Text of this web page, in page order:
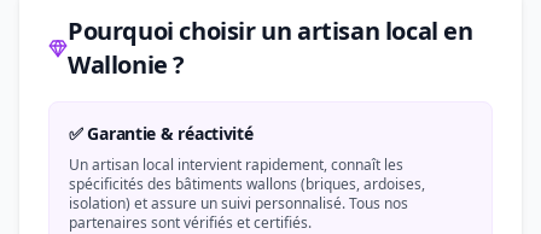
Pourquoi choisir un artisan local en
Wallonie ?
✅ Garantie & réactivité
Un artisan local intervient rapidement, connaît les
spécificités des bâtiments wallons (briques, ardoises,
isolation) et assure un suivi personnalisé. Tous nos
partenaires sont vérifiés et certifiés.